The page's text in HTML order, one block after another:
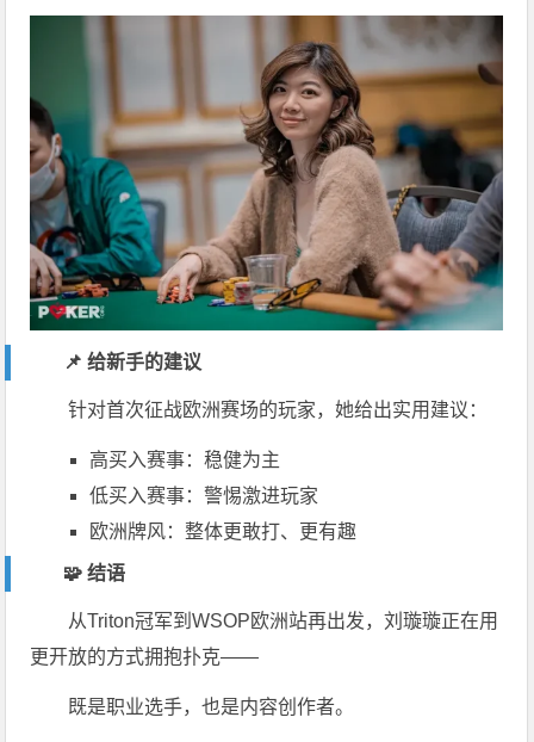
📌 给新手的建议
针对首次征战欧洲赛场的玩家，她给出实用建议：
高买入赛事：稳健为主
低买入赛事：警惕激进玩家
欧洲牌风：整体更敢打、更有趣
🧩 结语
从Triton冠军到WSOP欧洲站再出发，刘璇璇正在用
更开放的方式拥抱扑克——
既是职业选手，也是内容创作者。